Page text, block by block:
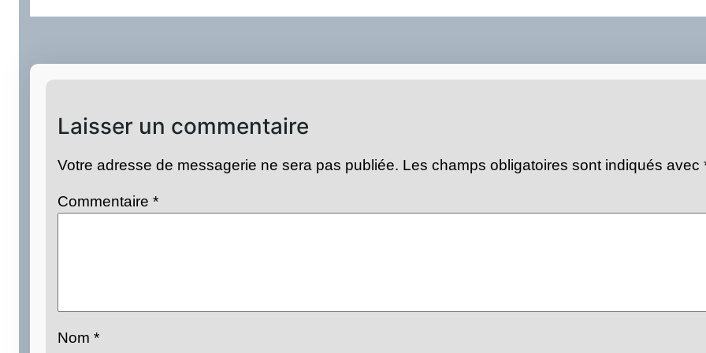
Laisser un commentaire
Votre adresse de messagerie ne sera pas publiée. Les champs obligatoires sont indiqués avec
Commentaire*
Nom*